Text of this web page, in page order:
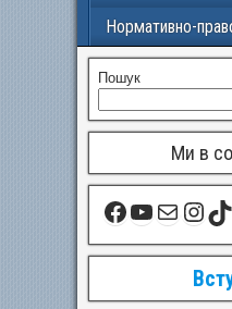
Нормативно-
Пошук
Ми в